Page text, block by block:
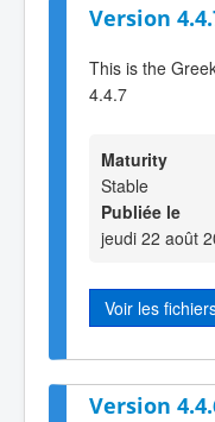
Version
This is the
4.4.7
Maturity
Stable
Publiée le
jeudi 22 août
Voir les
Version